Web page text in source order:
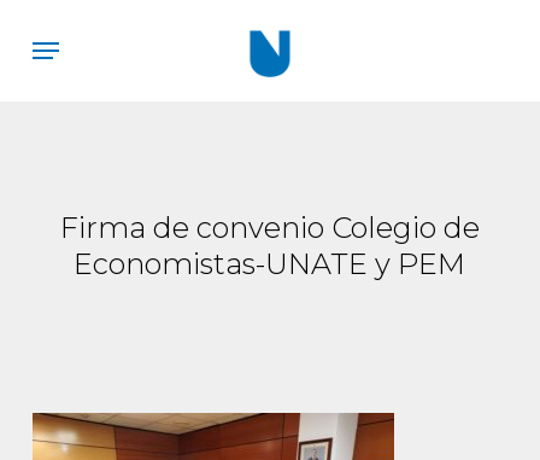
Menu
Firma de convenio Colegio de
Economistas-UNATE y PEM